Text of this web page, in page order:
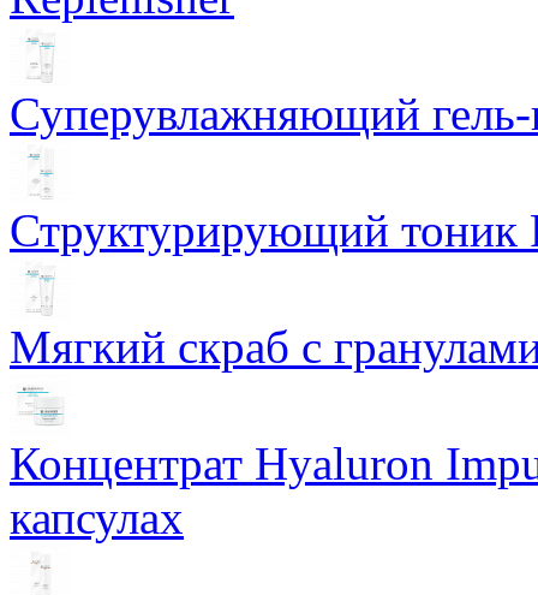
Суперувлажняющий
Структурирующий тоник
Мягкий скраб с
Концентрат Hyaluron
капсулах